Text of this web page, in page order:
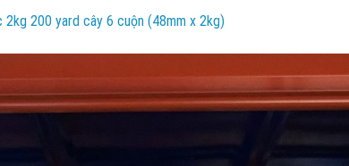
2kg 200 yard cây 6 cuộn (48mm x 2kg)